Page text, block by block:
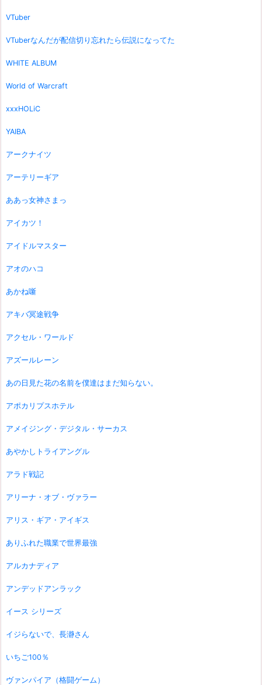
VTuber
VTuberなんだが配信切り忘れたら伝説になってた
WHITE ALBUM
World of Warcraft
xxxHOLiC
YAIBA
アークナイツ
アーテリーギア
ああっ女神さまっ
アイカツ！
アイドルマスター
アオのハコ
あかね噺
アキバ冥途戦争
アクセル・ワールド
アズールレーン
あの日見た花の名前を僕達はまだ知らない。
アポカリプスホテル
アメイジング・デジタル・サーカス
あやかしトライアングル
アラド戦記
アリーナ・オブ・ヴァラー
アリス・ギア・アイギス
ありふれた職業で世界最強
アルカナディア
アンデッドアンラック
イース シリーズ
イジらないで、長瀞さん
いちご100％
ヴァンパイア（格闘ゲーム）